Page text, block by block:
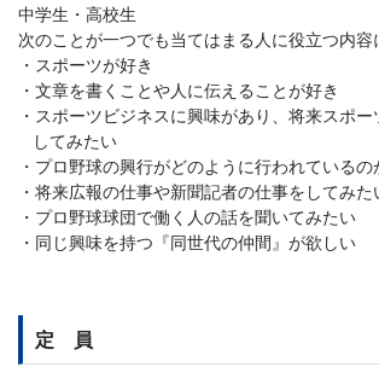
中学生・高校生
次のことが一つでも当てはまる人に役立つ内容
スポーツが好き
文章を書くことや人に伝えることが好き
スポーツビジネスに興味があり、将来スポ
してみたい
プロ野球の興行がどのように行われているの
将来広報の仕事や新聞記者の仕事をしてみた
プロ野球球団で働く人の話を聞いてみたい
同じ興味を持つ『同世代の仲間』が欲しい
定 員